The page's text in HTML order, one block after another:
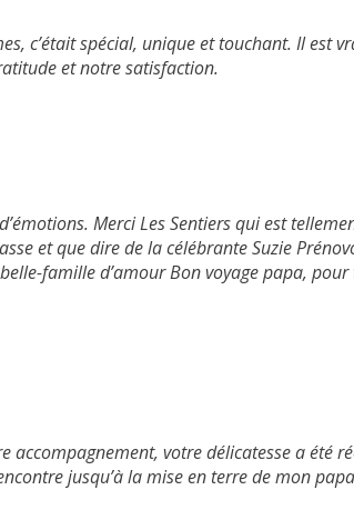
c’était spécial, unique et touchant. Il est
et notre satisfaction.
Merci Les Sentiers qui est
et que dire de la célébrante Suzie
famille d’amour Bon voyage papa,
accompagnement, votre délicatesse a été
jusqu’à la mise en terre de mon